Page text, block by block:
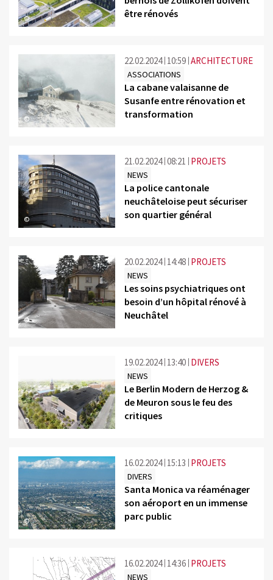
©
être rénovés
©
22.02.2024 10:59 ARCHITECTURE
ASSOCIATIONS
La cabane valaisanne de
Susanfe entre rénovation et
transformation
©
21.02.2024 08:21 PROJETS
NEWS
La police cantonale
neuchâteloise peut sécuriser
son quartier général
©
20.02.2024 14:48 PROJETS
NEWS
Les soins psychiatriques ont
besoin d’un hôpital rénové à
Neuchâtel
©
19.02.2024 13:40 DIVERS
NEWS
Le Berlin Modern de Herzog &
de Meuron sous le feu des
critiques
©
16.02.2024 15:13 PROJETS
DIVERS
Santa Monica va réaménager
son aéroport en un immense
parc public
16.02.2024 14:36 PROJETS
NEWS